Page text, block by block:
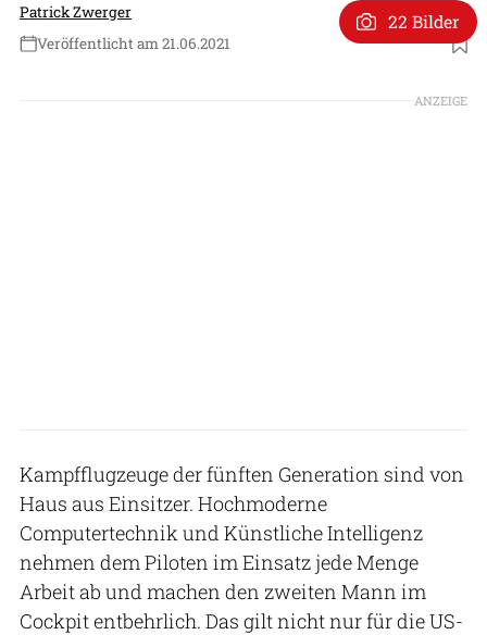
Patrick Zwerger
Veröffentlicht am 21.06.2021
Foto: UAC
22 Bilder
ANZEIGE
Kampfflugzeuge der fünften Generation sind von
Haus aus Einsitzer. Hochmoderne
Computertechnik und Künstliche Intelligenz
nehmen dem Piloten im Einsatz jede Menge
Arbeit ab und machen den zweiten Mann im
Cockpit entbehrlich. Das gilt nicht nur für die US-